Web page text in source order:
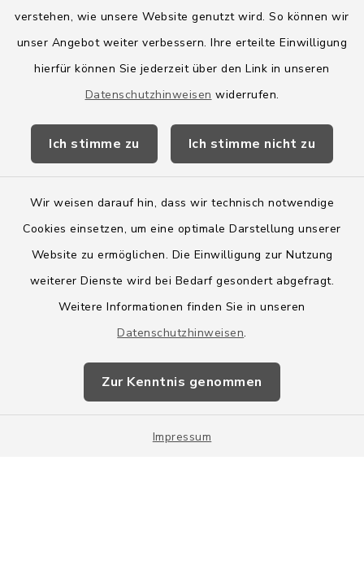
verstehen, wie unsere Website genutzt wird. So können wir
unser Angebot weiter verbessern. Ihre erteilte Einwilligung
hierfür können Sie jederzeit über den Link in unseren
Datenschutzhinweisen widerrufen.
Ich stimme zu Ich stimme nicht zu
Wir weisen darauf hin, dass wir technisch notwendige
Cookies einsetzen, um eine optimale Darstellung unserer
Website zu ermöglichen. Die Einwilligung zur Nutzung
weiterer Dienste wird bei Bedarf gesondert abgefragt.
Weitere Informationen finden Sie in unseren
Datenschutzhinweisen.
Zur Kenntnis genommen
Impressum
Amt Boostedt-Rickling
Amtsbroschüre
Wege-Zweckverband
Barrierefreiheit
Impressum
Sitemap